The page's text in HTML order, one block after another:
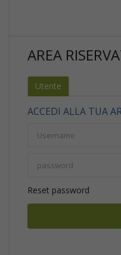
AREA
Utente
ACCEDI ALLA TUA
Reset password